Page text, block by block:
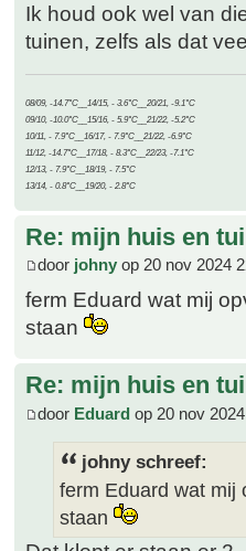
Ik houd ook wel van
tuinen, zelfs als dat
08/09, -14.7°C__14/15, - 3.6°C__20/21, -9.1°C
09/10, -10.0°C__15/16, - 5.9°C__21/22, -5.2°C
10/11, - 7.9°C__16/17, - 7.9°C__21/22, -6.9°C
11/12, -14.7°C__17/18, - 8.3°C__22/23, -7.1°C
12/13, - 7.9°C__18/19, - 7.5°C
13/14, - 0.8°C__19/20, - 2.8°C
Re: mijn huis en
door johny op 20 nov 2024
ferm Eduard wat mij
staan
Re: mijn huis en
door Eduard op 20 nov
johny schreef:
ferm Eduard wat mij
staan